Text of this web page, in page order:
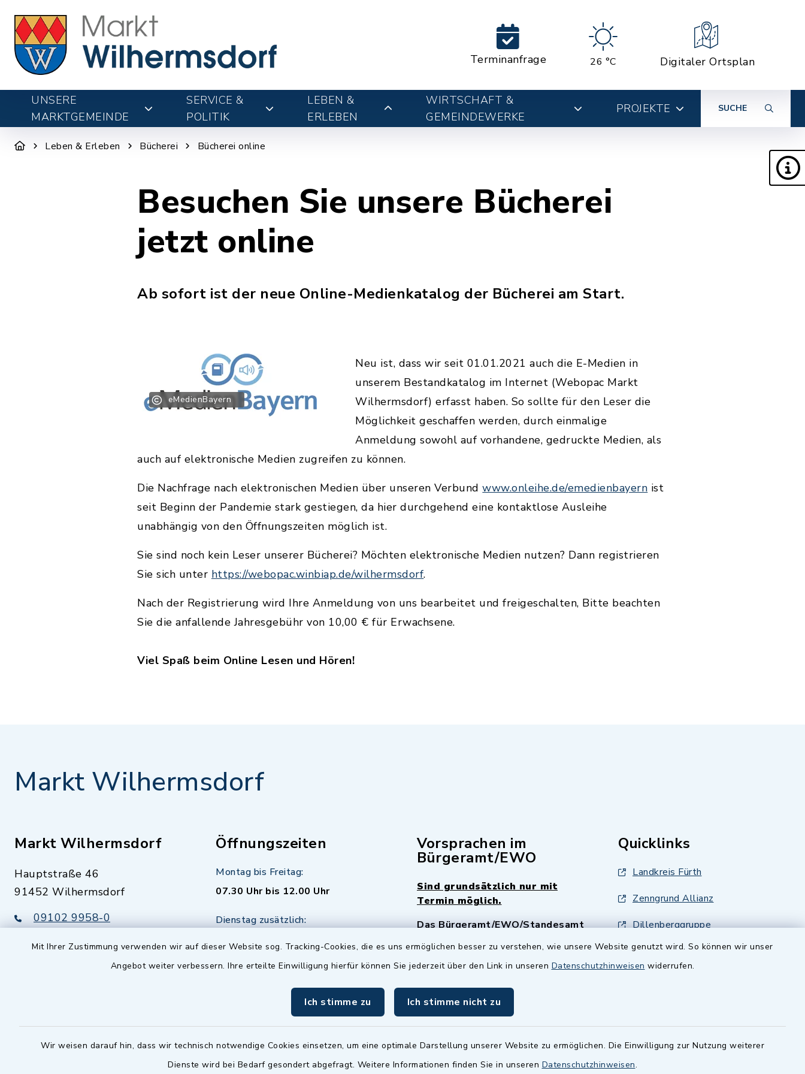
Mit Ihrer Zustimmung verwenden wir auf dieser Website sog. Tracking-Cookies, die es uns ermöglichen besser zu verstehen, wie unsere Website genutzt wird. So können wir unser
Angebot weiter verbessern. Ihre erteilte Einwilligung hierfür können Sie jederzeit über den Link in unseren Datenschutzhinweisen widerrufen.
Ich stimme zu Ich stimme nicht zu
Wir weisen darauf hin, dass wir technisch notwendige Cookies einsetzen, um eine optimale Darstellung unserer Website zu ermöglichen. Die Einwilligung zur Nutzung weiterer
Dienste wird bei Bedarf gesondert abgefragt. Weitere Informationen finden Sie in unseren Datenschutzhinweisen.
Terminanfrage 26 °C Digitaler Ortsplan
UNSERE
MARKTGEMEINDE
SERVICE &
POLITIK
LEBEN &
ERLEBEN
WIRTSCHAFT &
GEMEINDEWERKE
PROJEKTE SUCHE
Leben & Erleben Bücherei Bücherei online
Besuchen Sie unsere Bücherei
jetzt online
Ab sofort ist der neue Online-Medienkatalog der Bücherei am Start.
eMedienBayern
Neu ist, dass wir seit 01.01.2021 auch die E-Medien in
unserem Bestandkatalog im Internet (Webopac Markt
Wilhermsdorf) erfasst haben. So sollte für den Leser die
Möglichkeit geschaffen werden, durch einmalige
Anmeldung sowohl auf vorhandene, gedruckte Medien, als
auch auf elektronische Medien zugreifen zu können.
Die Nachfrage nach elektronischen Medien über unseren Verbundwww.onleihe.de/emedienbayern ist
seit Beginn der Pandemie stark gestiegen, da hier durchgehend eine kontaktlose Ausleihe
unabhängig von den Öffnungszeiten möglich ist.
Sie sind noch kein Leser unserer Bücherei? Möchten elektronische Medien nutzen? Dann registrieren
Sie sich unter https://webopac.winbiap.de/wilhermsdorf.
Nach der Registrierung wird Ihre Anmeldung von uns bearbeitet und freigeschalten, Bitte beachten
Sie die anfallende Jahresgebühr von 10,00 € für Erwachsene.
Viel Spaß beim Online Lesen und Hören!
Markt Wilhermsdorf
Markt Wilhermsdorf
Hauptstraße 46
91452 Wilhermsdorf
09102 9958-0
rathaus@markt-
Nur außerhalb der regulären
Öffnungszeiten
Montag bis Freitag:
07.30 Uhr bis 12.00 Uhr
Dienstag zusätzlich:
nur mit Termin
möglich - bitte fragen Sie den
zuständigen Sachbearbeiter)
Vorsprachen im
Bürgeramt/EWO
Sind grundsätzlich nur mit
Termin möglich.
Das Bürgeramt/EWO/Standesamt
Quicklinks
Landkreis Fürth
Zenngrund Allianz
Dillenberggruppe
BayernPortal